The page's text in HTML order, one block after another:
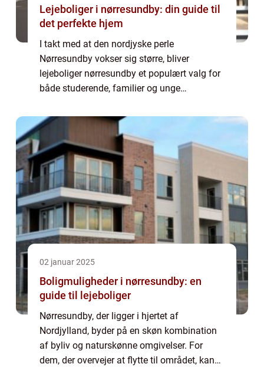
Lejeboliger i nørresundby: din guide til
det perfekte hjem
I takt med at den nordjyske perle
Nørresundby vokser sig større, bliver
lejeboliger nørresundby et populært valg for
både studerende, familier og unge
Aalbor...
02 januar 2025
Boligmuligheder i nørresundby: en
guide til lejeboliger
Nørresundby, der ligger i hjertet af
Nordjylland, byder på en skøn kombination
af byliv og naturskønne omgivelser. For
dem, der overvejer at flytte til området, kan